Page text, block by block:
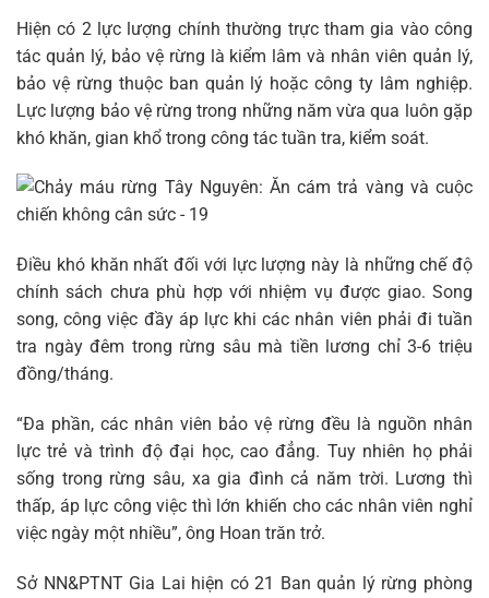
Hiện có 2 lực lượng chính thường trực tham gia vào công
tác quản lý, bảo vệ rừng là kiểm lâm và nhân viên quản lý,
bảo vệ rừng thuộc ban quản lý hoặc công ty lâm nghiệp.
Lực lượng bảo vệ rừng trong những năm vừa qua luôn gặp
khó khăn, gian khổ trong công tác tuần tra, kiểm soát.
Điều khó khăn nhất đối với lực lượng này là những chế độ
chính sách chưa phù hợp với nhiệm vụ được giao. Song
song, công việc đầy áp lực khi các nhân viên phải đi tuần
tra ngày đêm trong rừng sâu mà tiền lương chỉ 3-6 triệu
đồng/tháng.
“Đa phần, các nhân viên bảo vệ rừng đều là nguồn nhân
lực trẻ và trình độ đại học, cao đẳng. Tuy nhiên họ phải
sống trong rừng sâu, xa gia đình cả năm trời. Lương thì
thấp, áp lực công việc thì lớn khiến cho các nhân viên nghỉ
việc ngày một nhiều”, ông Hoan trăn trở.
Sở NN&PTNT Gia Lai hiện có 21 Ban quản lý rừng phòng